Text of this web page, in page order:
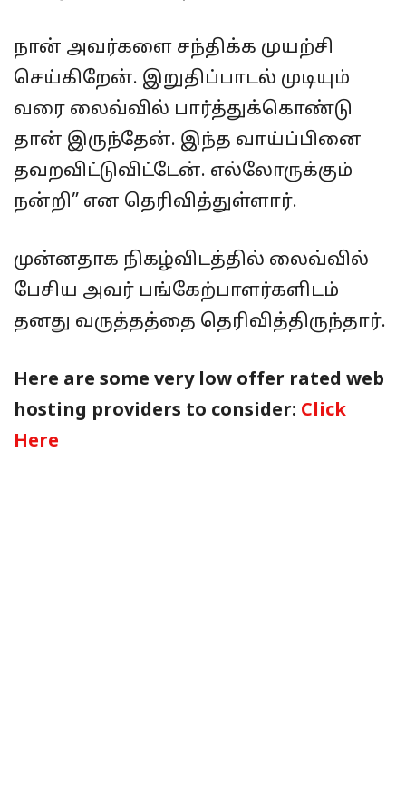
நான் அவர்களை சந்திக்க முயற்சி
செய்கிறேன். இறுதிப்பாடல் முடியும்
வரை லைவ்வில் பார்த்துக்கொண்டு
தான் இருந்தேன். இந்த வாய்ப்பினை
தவறவிட்டுவிட்டேன். எல்லோருக்கும்
நன்றி” என தெரிவித்துள்ளார்.
முன்னதாக நிகழ்விடத்தில் லைவ்வில்
பேசிய அவர் பங்கேற்பாளர்களிடம்
தனது வருத்தத்தை தெரிவித்திருந்தார்.
Here are some very low offer rated web
hosting providers to consider: Click
Here